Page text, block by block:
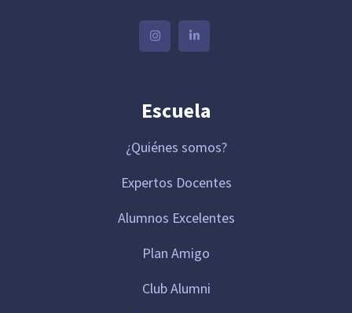
Escuela
¿Quiénes somos?
Expertos Docentes
Alumnos Excelentes
Plan Amigo
Club Alumni